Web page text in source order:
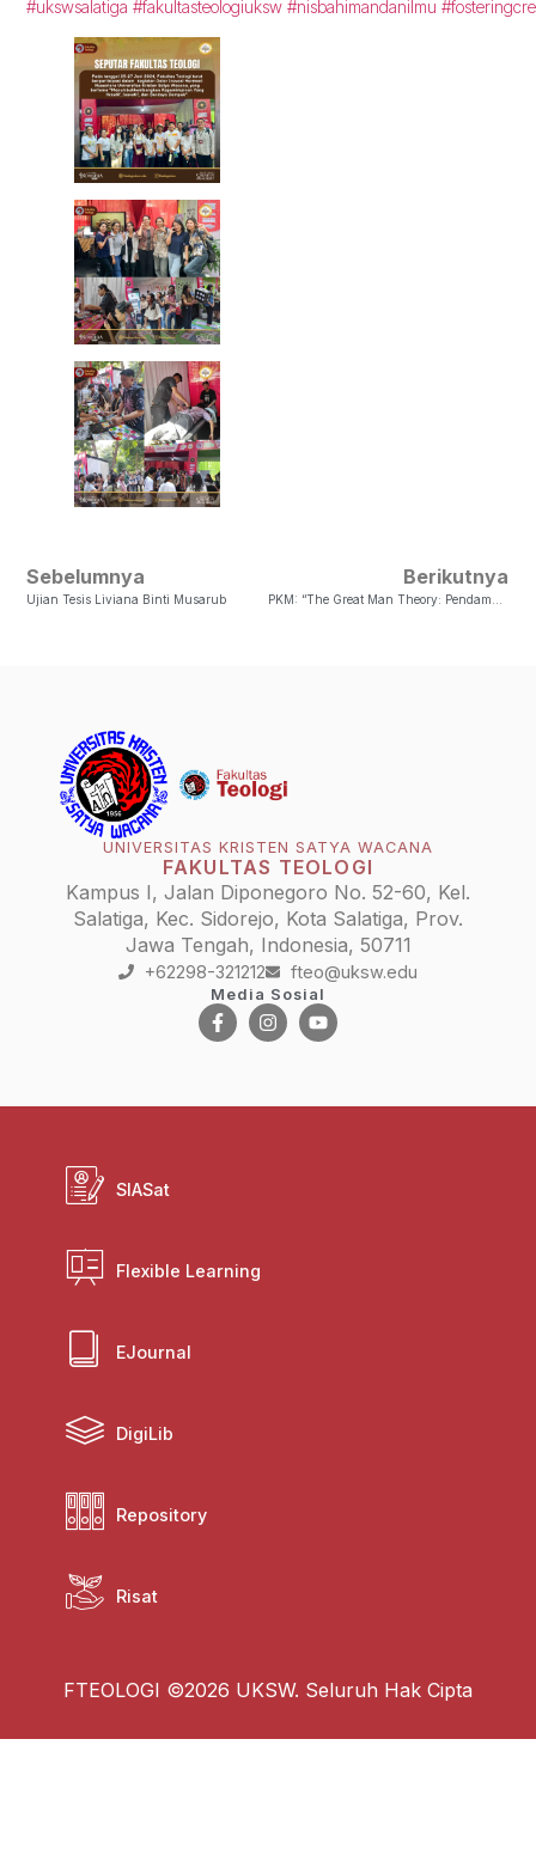
#ukswsalatiga #fakultasteologiuksw #nisbahimandanilmu
Sebelumnya
Ujian Tesis Liviana Binti Musarub
Berikutnya
UNIVERSITAS KRISTEN SATYA WACANA
FAKULTAS TEOLOGI
Kampus I, Jalan Diponegoro No. 52-60, Kel.
Salatiga, Kec. Sidorejo, Kota Salatiga, Prov.
Jawa Tengah, Indonesia, 50711
+62298-321212 fteo@uksw.edu
Media Sosial
SIASat
Flexible Learning
EJournal
DigiLib
Repository
Risat
FTEOLOGI ©2026 UKSW. Seluruh Hak Cipta